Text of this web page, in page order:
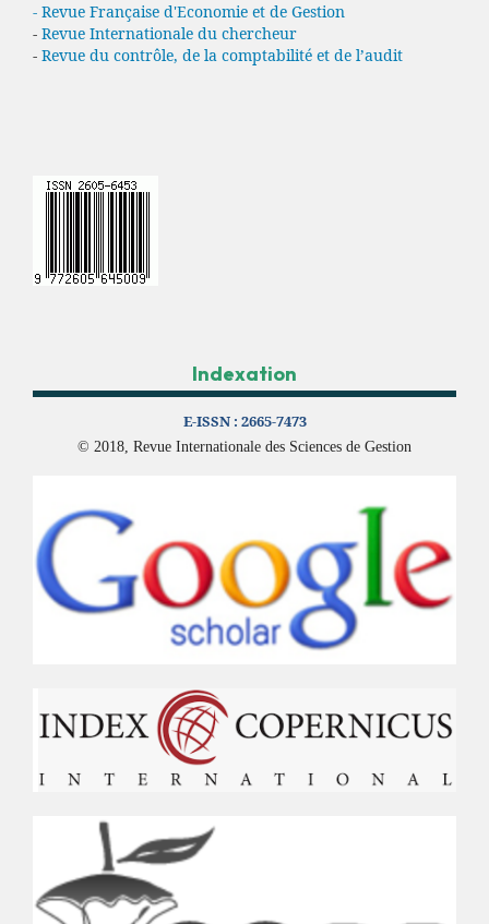
- Revue Française d'Economie et de Gestion
- Revue Internationale du chercheur
- Revue du contrôle, de la comptabilité et de l’audit
Indexation
E-ISSN : 2665-7473
© 2018, Revue Internationale des Sciences de Gestion